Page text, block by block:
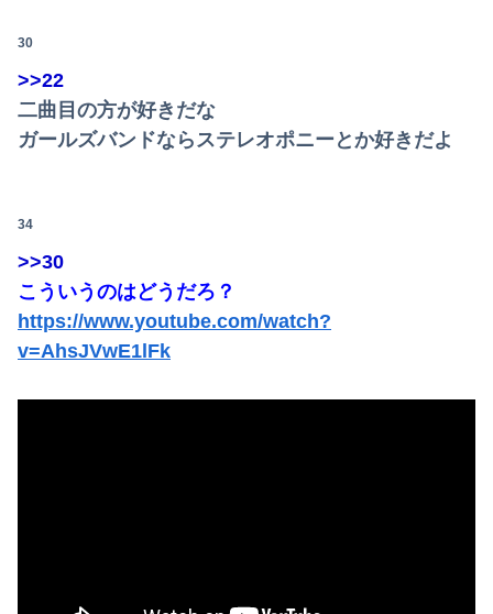
30
>>22
二曲目の方が好きだな
ガールズバンドならステレオポニーとか好きだよ
34
>>30
こういうのはどうだろ？
https://www.youtube.com/watch?
v=AhsJVwE1lFk